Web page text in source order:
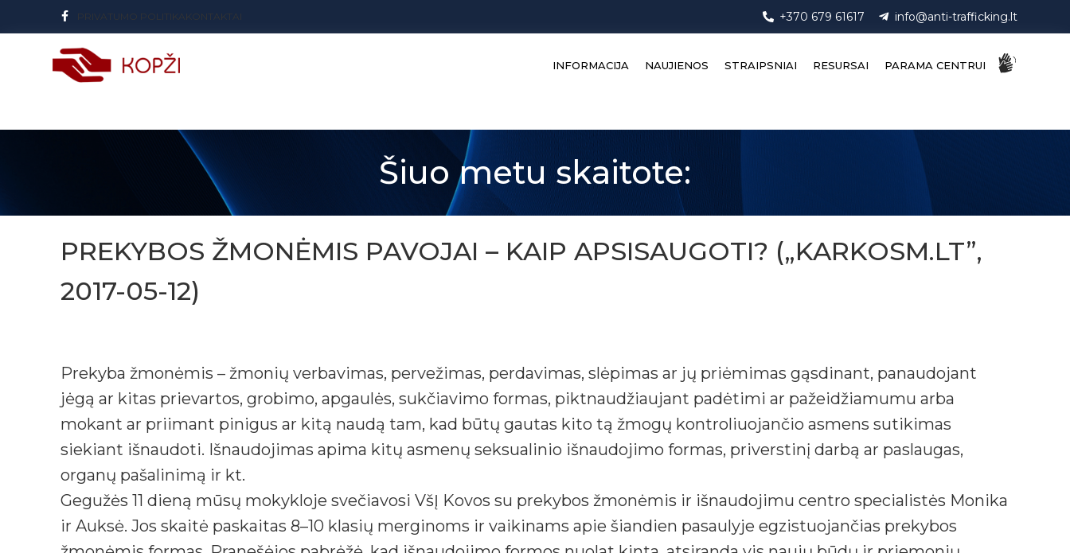
PRIVATUMO POLITIKA KONTAKTAI +370 679 61617 info@anti-trafficking.lt
INFORMACIJA NAUJIENOS STRAIPSNIAI RESURSAI PARAMA CENTRUI
Šiuo metu skaitote:
PREKYBOS ŽMONĖMIS PAVOJAI – KAIP APSISAUGOTI? („KARKOSM.LT”,
2017-05-12)
Prekyba žmonėmis – žmonių verbavimas, pervežimas, perdavimas, slėpimas ar jų priėmimas gąsdinant, panaudojant
jėgą ar kitas prievartos, grobimo, apgaulės, sukčiavimo formas, piktnaudžiaujant padėtimi ar pažeidžiamumu arba
mokant ar priimant pinigus ar kitą naudą tam, kad būtų gautas kito tą žmogų kontroliuojančio asmens sutikimas
siekiant išnaudoti. Išnaudojimas apima kitų asmenų seksualinio išnaudojimo formas, priverstinį darbą ar paslaugas,
organų pašalinimą ir kt.
Gegužės 11 dieną mūsų mokykloje svečiavosi VšĮ Kovos su prekybos žmonėmis ir išnaudojimu centro specialistės Monika
ir Auksė. Jos skaitė paskaitas 8–10 klasių merginoms ir vaikinams apie šiandien pasaulyje egzistuojančias prekybos